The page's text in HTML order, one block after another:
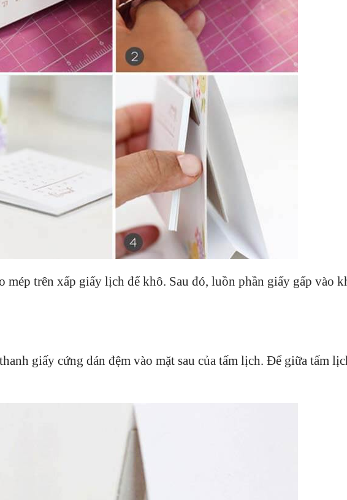
mép trên xấp giấy lịch để khô. Sau đó, luồn phần giấy gấp vào
giấy cứng dán đệm vào mặt sau của tấm lịch. Để giữa tấm